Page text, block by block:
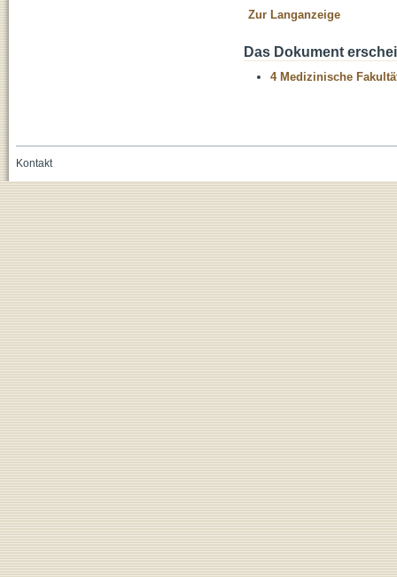
Zur Langanzeige
Das Dokument
4 Medizinische
Kontakt